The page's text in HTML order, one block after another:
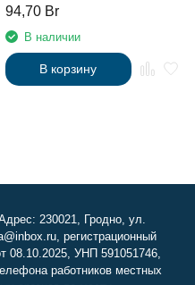
2.0мм, 6 нас, Red
94,70 Br
В наличии
В корзину
230021, Гродно, ул.
регистрационный
08.10.2025, УНП 591051746,
работников местных